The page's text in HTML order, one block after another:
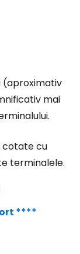
(aproximativ
mai
cotate cu
terminalele.
****